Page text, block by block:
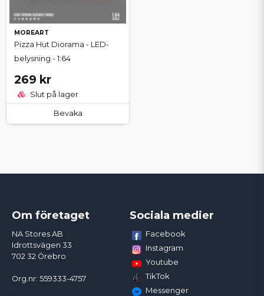
MOREART
Pizza Hut Diorama - LED-
belysning - 1:64
269 kr
Slut på lager
Bevaka
Om företaget
NA Stores AB
Idrottsvägen 33
702 32 Örebro
Org.nr: 559333-4757
Sociala medier
Facebook
Instagram
Youtube
TikTok
Messenger